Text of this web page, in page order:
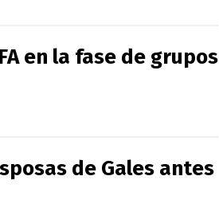
en la fase de grupos
de Gales antes